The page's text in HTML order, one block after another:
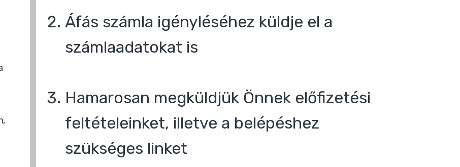
Áfás számla igényléséhez küldje el a
számlaadatokat is
Hamarosan megküldjük Önnek előfizetési
feltételeinket, illetve a belépéshez
szükséges linket